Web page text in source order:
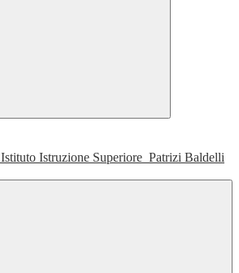
Istituto Istruzione Superiore Patrizi Baldelli